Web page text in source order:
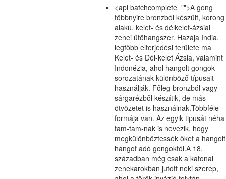
<api batchcomplete="">A gong
többnyire bronzból készült, korong
alakú, kelet- és délkelet-ázsiai
zenei ütőhangszer. Hazája India,
legfőbb elterjedési területe ma
Kelet- és Dél-kelet Ázsia, valamint
Indonézia, ahol hangolt gongok
sorozatának különböző típusait
használják. Főleg bronzból vagy
sárgarézből készítik, de más
ötvözetet is használnak.Többféle
formája van. Az egyik tipusát néha
tam-tam-nak is nevezik, hogy
megkülönböztessék őket a hangolt
hangot adó gongoktól.A 18.
században még csak a katonai
zenekarokban jutott neki szerep,